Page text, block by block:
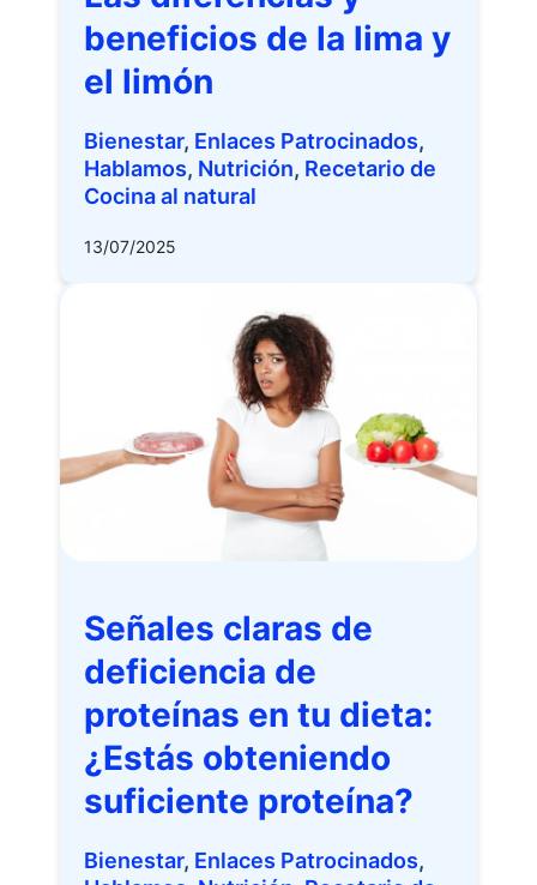
beneficios de la lima y
el limón
Bienestar, Enlaces Patrocinados,
Hablamos, Nutrición, Recetario de
Cocina al natural
13/07/2025
Señales claras de
deficiencia de
proteínas en tu dieta:
¿Estás obteniendo
suficiente proteína?
Bienestar, Enlaces Patrocinados,